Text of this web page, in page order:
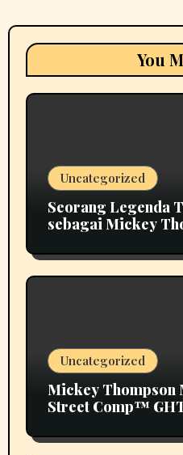
You
Uncategorized
Seorang Legenda
sebagai Mickey
MT
Uncategorized
Mickey Thompson
Street Comp™